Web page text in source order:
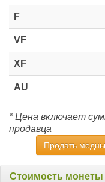
F
VF
XF
AU
* Цена включает
продавца
Продать
Стоимость монеты